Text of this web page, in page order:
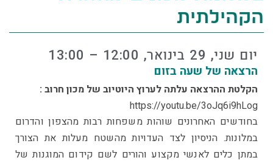
הקהילתית
יום שני, 29 בינואר, 12:00 – 13:00
הרצאה של שעה בזום
הקלטת ההרצאה עלתה לערוץ היוטיוב של מכון חרוב :
https://youtu.be/3oJq6i9hLog
בחודשים האחרונים שוהות משפחות רבות מהצפון והדרום
במלונות. הניסיון לצד העדויות מהשטח מעלות את הצורך
במתן כלים לאנשי מקצוע והורים לשם קידום המוגנות של